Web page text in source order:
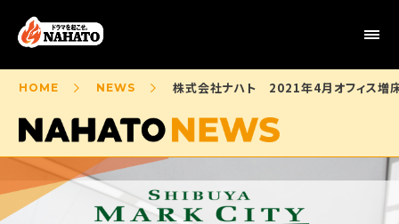
HOME NEWS 株式会社ナハト 2021年4月オフィス増